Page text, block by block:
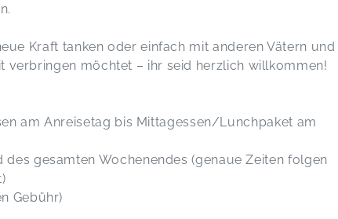
Kraft tanken oder einfach mit anderen Vätern und
verbringen möchtet – ihr seid herzlich willkommen!
am Anreisetag bis Mittagessen/Lunchpaket am
gesamten Wochenendes (genaue Zeiten folgen
Gebühr)